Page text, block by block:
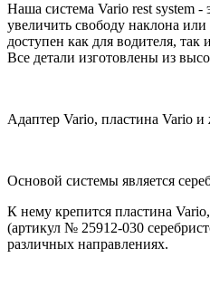
Наша система Vario rest system -
увеличить свободу наклона
доступен как для водителя,
Все детали изготовлены из
Адаптер Vario, пластина Vario и
Основой системы является
К нему крепится пластина
(артикул № 25912-030
различных направлениях.